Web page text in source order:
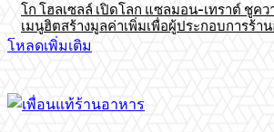
โก โฮลเซลล์ เปิดโลก แซลมอน-เทราต์ ชูค
เมนูฮิตสร้างมูลค่าเพิ่มเพื่อผู้ประกอบการร้า
โหลดเพิ่มเติม